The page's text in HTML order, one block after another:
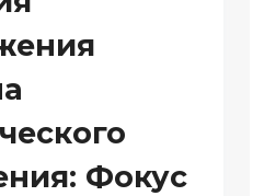
Фокус